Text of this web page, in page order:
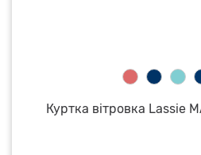
Куртка вітровка Lassie